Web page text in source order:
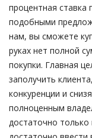
процентная ставка
подобными
нам, вы сможете
руках нет полной
покупки. Главная
заполучить
конкуренции и
полноценным
достаточно только